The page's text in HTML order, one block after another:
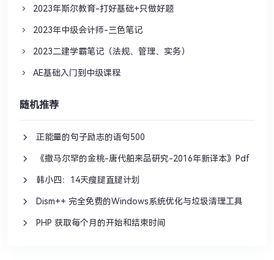
2023年斯尔教育-打好基础+只做好题
2023年中级会计师-三色笔记
2023二建学霸笔记（法规、管理、实务）
AE基础入门到中级课程
随机推荐
正能量的句子励志的语句500
《撒马尔罕的金桃-唐代舶来品研究-2016年新译本》Pdf
韩小四：14天瘦腿直腿计划
Dism++ 完全免费的Windows系统优化与垃圾清理工具
PHP 获取每个月的开始和结束时间